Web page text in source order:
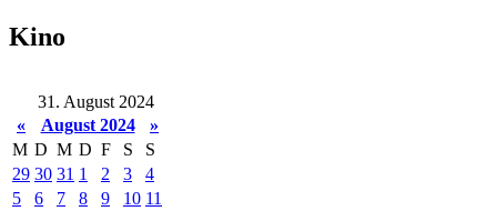
Kino
31. August 2024
«
August 2024
»
M D M D F S
S
29 30 31 1 2 3
4
5
6 7 8 9 10 11